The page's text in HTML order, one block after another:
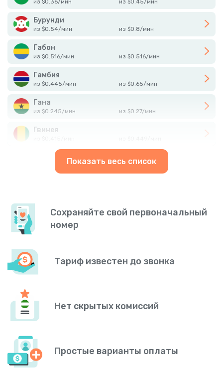
из $0.36/мин из $0.45/мин
Бурунди
из $0.54/мин из $0.8/мин
Габон
из $0.516/мин из $0.516/мин
Гамбия
из $0.445/мин из $0.65/мин
Гана
из $0.245/мин из $0.27/мин
Гвинея
Показать весь список
Сохраняйте свой первоначальный
номер
Тариф известен до звонка
Нет скрытых комиссий
Простые варианты оплаты